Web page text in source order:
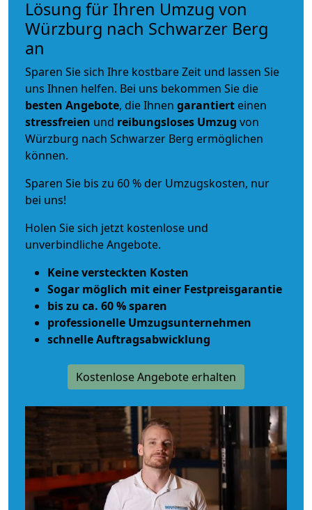
Lösung für Ihren Umzug von
Würzburg nach Schwarzer Berg
an
Sparen Sie sich Ihre kostbare Zeit und lassen Sie
uns Ihnen helfen. Bei uns bekommen Sie die
besten Angebote, die Ihnen garantiert einen
stressfreien und reibungsloses Umzug von
Würzburg nach Schwarzer Berg ermöglichen
können.
Sparen Sie bis zu 60 % der Umzugskosten, nur
bei uns!
Holen Sie sich jetzt kostenlose und
unverbindliche Angebote.
Keine versteckten Kosten
Sogar möglich mit einer Festpreisgarantie
bis zu ca. 60 % sparen
professionelle Umzugsunternehmen
schnelle Auftragsabwicklung
Kostenlose Angebote erhalten